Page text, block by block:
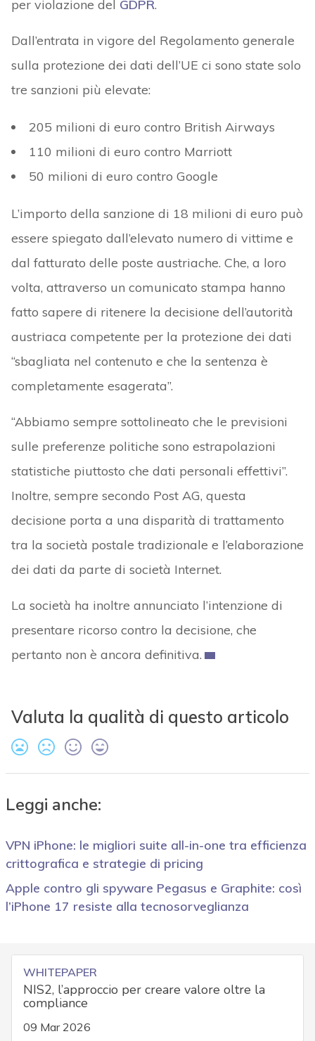
per violazione del GDPR.
Dall’entrata in vigore del Regolamento generale
sulla protezione dei dati dell’UE ci sono state solo
tre sanzioni più elevate:
205 milioni di euro contro British Airways
110 milioni di euro contro Marriott
50 milioni di euro contro Google
L’importo della sanzione di 18 milioni di euro può
essere spiegato dall’elevato numero di vittime e
dal fatturato delle poste austriache. Che, a loro
volta, attraverso un comunicato stampa hanno
fatto sapere di ritenere la decisione dell’autorità
austriaca competente per la protezione dei dati
“sbagliata nel contenuto e che la sentenza è
completamente esagerata”.
“Abbiamo sempre sottolineato che le previsioni
sulle preferenze politiche sono estrapolazioni
statistiche piuttosto che dati personali effettivi”.
Inoltre, sempre secondo Post AG, questa
decisione porta a una disparità di trattamento
tra la società postale tradizionale e l’elaborazione
dei dati da parte di società Internet.
La società ha inoltre annunciato l’intenzione di
presentare ricorso contro la decisione, che
pertanto non è ancora definitiva.
Valuta la qualità di questo articolo
Leggi anche:
VPN iPhone: le migliori suite all-in-one tra efficienza
crittografica e strategie di pricing
Apple contro gli spyware Pegasus e Graphite: così
l’iPhone 17 resiste alla tecnosorveglianza
WHITEPAPER
NIS2, l’approccio per creare valore oltre la
compliance
09 Mar 2026